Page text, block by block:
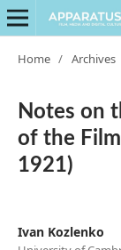
Home / Archives
Notes on
of the
1921)
Ivan Kozlenko